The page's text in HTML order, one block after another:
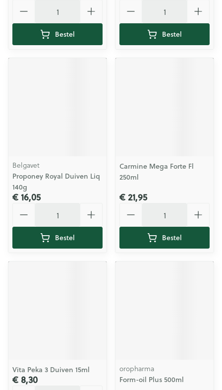
Bestel Bestel
Belgavet
Proponey Royal Duiven Liq
140g
€ 16,05
Bestel
Carmine Mega Forte Fl
250ml
€ 21,95
Bestel
Vita Peka 3 Duiven 15ml
€ 8,30
oropharma
Form-oil Plus 500ml